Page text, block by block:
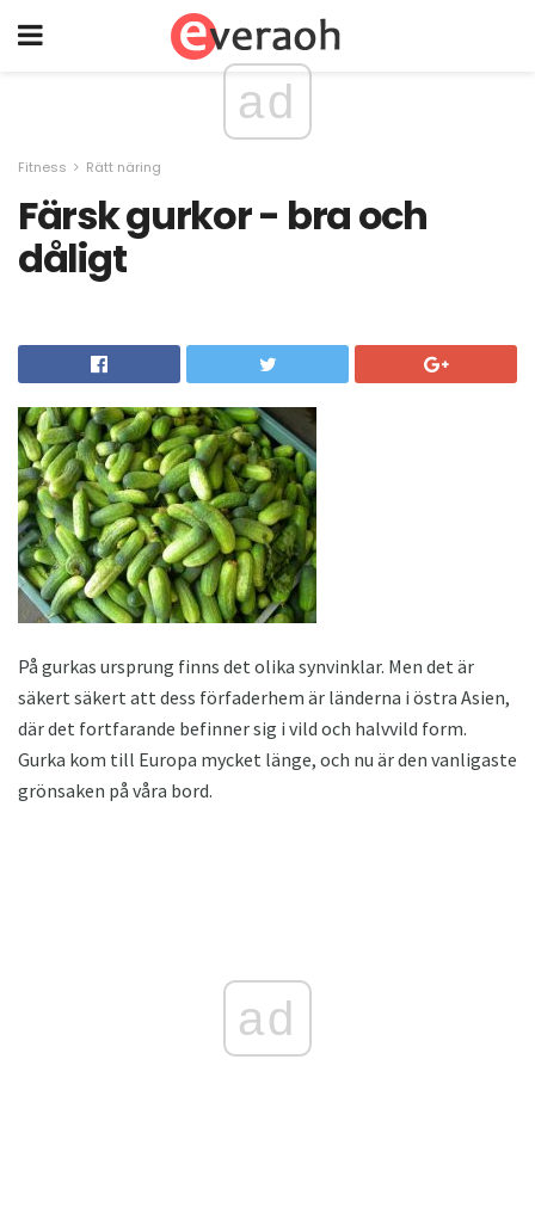
ad
Fitness Rätt näring
Färsk gurkor - bra och
dåligt
På gurkas ursprung finns det olika synvinklar. Men det är
säkert säkert att dess förfaderhem är länderna i östra Asien,
där det fortfarande befinner sig i vild och halvvild form.
Gurka kom till Europa mycket länge, och nu är den vanligaste
grönsaken på våra bord.
ad